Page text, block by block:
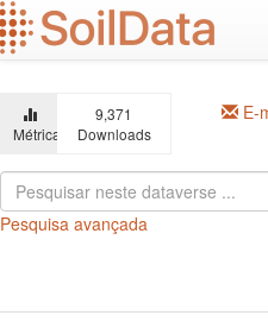
Ir
para
o
principal
Métricas
9,371
Downloads
E-
Pesquisa avançada